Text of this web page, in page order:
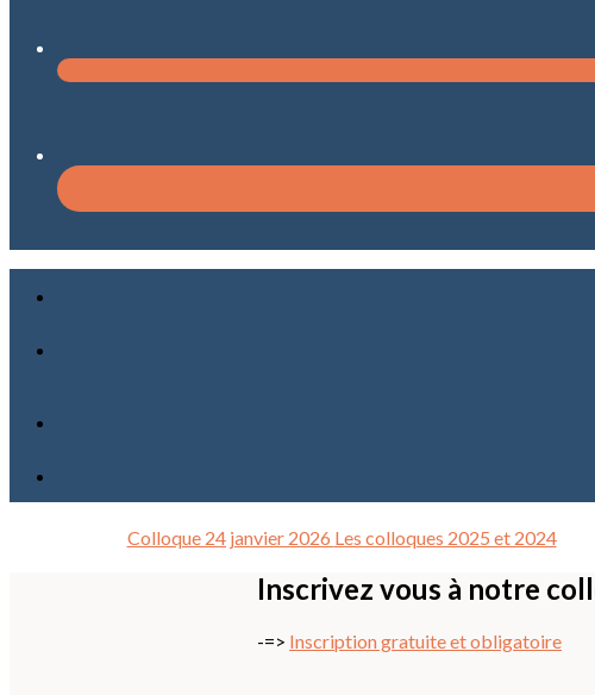
Colloque 24 janvier 2026 Les colloques 2025 et 2024
Inscrivez vous à notre
-=> Inscription gratuite et obligatoire